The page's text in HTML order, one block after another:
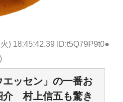
) 18:45:42.39 ID:t5Q79P9t0●
ッセン」の一番お
介 村上信五も驚き